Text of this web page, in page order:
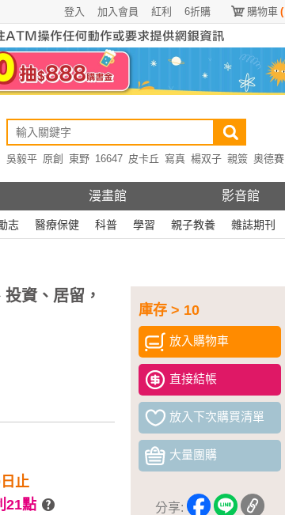
購物車 (
6折購
紅利
加入會員
登入
吳毅平 原創 東野 16647 皮卡丘 寫真 楊双子 親簽 奧德賽
漫畫館 影音館
志 醫療保健 科普 學習 親子教養 雜誌期刊
庫存 > 10
放入購物車
直接結帳
放入下次購買清單
大量團購
分享:
資、居留，
止
21點